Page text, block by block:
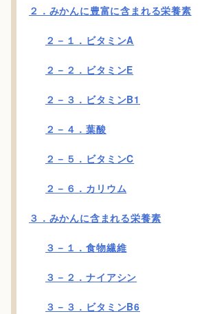
２．みかんに豊富に含まれる栄養素
２－１．ビタミンA
２－２．ビタミンE
２－３．ビタミンB1
２－４．葉酸
２－５．ビタミンC
２－６．カリウム
３．みかんに含まれる栄養素
３－１．食物繊維
３－２．ナイアシン
３－３．ビタミンB6